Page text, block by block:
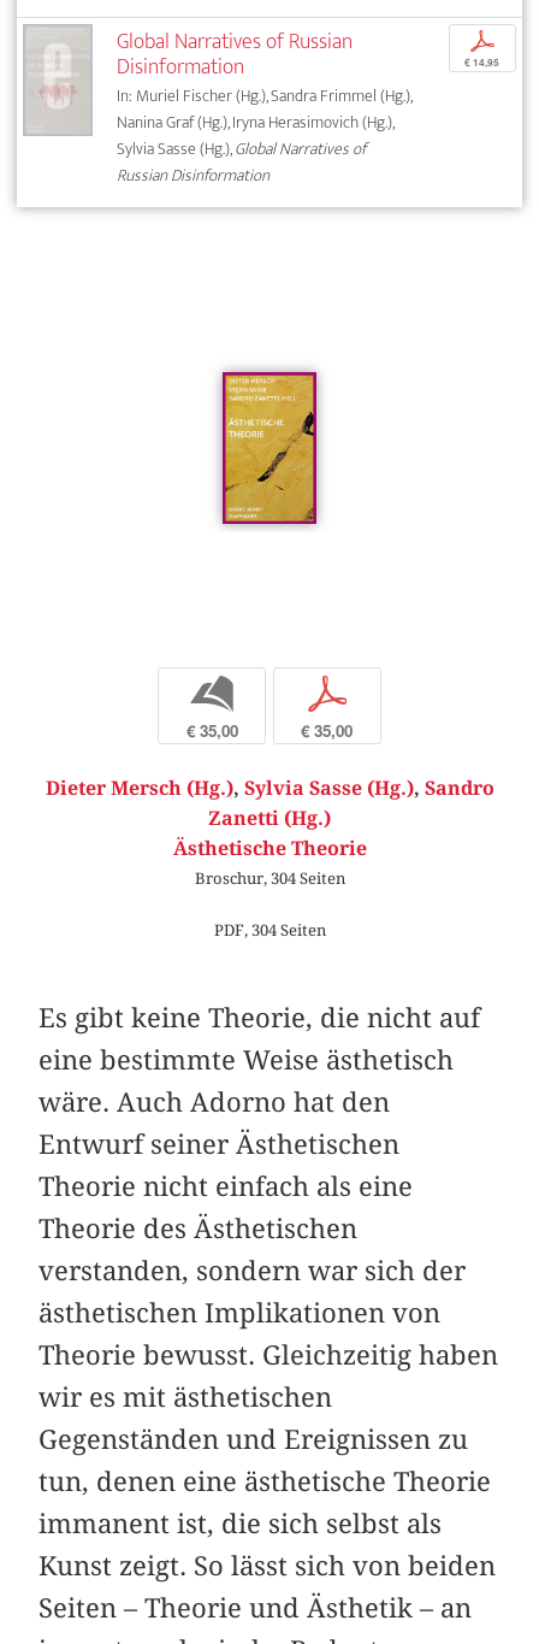
Global Narratives of Russian
Disinformation
In: Muriel Fischer (Hg.), Sandra Frimmel (Hg.),
Nanina Graf (Hg.), Iryna Herasimovich (Hg.),
Sylvia Sasse (Hg.),Global Narratives of
Russian Disinformation
p
€ 14,95
b
€ 35,00
p
€ 35,00
Dieter Mersch (Hg.), Sylvia Sasse (Hg.), Sandro
Zanetti (Hg.)
Ästhetische Theorie
Broschur, 304 Seiten
PDF, 304 Seiten
Es gibt keine Theorie, die nicht auf
eine bestimmte Weise ästhetisch
wäre. Auch Adorno hat den
Entwurf seiner Ästhetischen
Theorie nicht einfach als eine
Theorie des Ästhetischen
verstanden, sondern war sich der
ästhetischen Implikationen von
Theorie bewusst. Gleichzeitig haben
wir es mit ästhetischen
Gegenständen und Ereignissen zu
tun, denen eine ästhetische Theorie
immanent ist, die sich selbst als
Kunst zeigt. So lässt sich von beiden
Seiten – Theorie und Ästhetik – an